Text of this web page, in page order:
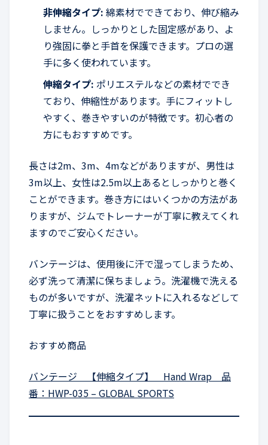
非伸縮タイプ: 綿素材でできており、伸び縮み
しません。しっかりとした固定感があり、よ
り強固に拳と手首を保護できます。プロの選
手に多く使われています。
伸縮タイプ: ポリエステルなどの素材ででき
ており、伸縮性があります。手にフィットし
やすく、巻きやすいのが特徴です。初心者の
方にもおすすめです。
長さは2m、3m、4mなどがありますが、男性は
3m以上、女性は2.5m以上あるとしっかりと巻く
ことができます。巻き方にはいくつかの方法があ
りますが、ジムでトレーナーが丁寧に教えてくれ
ますのでご安心ください。
バンテージは、使用後に汗で湿ってしまうため、
必ず洗って清潔に保ちましょう。洗濯機で洗える
ものが多いですが、洗濯ネットに入れるなどして
丁寧に扱うことをおすすめします。
おすすめ商品
バンテージ 【伸縮タイプ】 Hand Wrap 品
番：HWP-035 – GLOBAL SPORTS